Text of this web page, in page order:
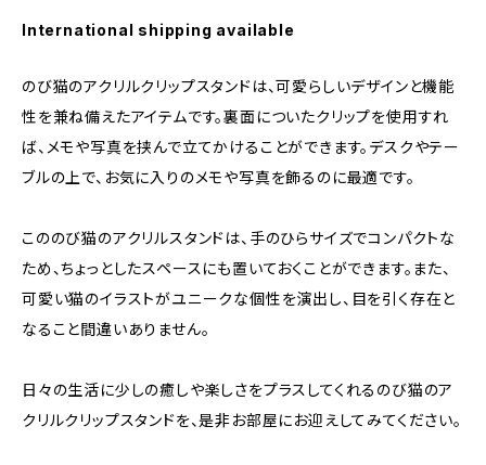
International shipping available
のび猫のアクリルクリップスタンドは、可愛らしいデザインと機能
性を兼ね備えたアイテムです。裏面についたクリップを使用すれ
ば、メモや写真を挟んで立てかけることができます。デスクやテー
ブルの上で、お気に入りのメモや写真を飾るのに最適です。
こののび猫のアクリルスタンドは、手のひらサイズでコンパクトな
ため、ちょっとしたスペースにも置いておくことができます。また、
可愛い猫のイラストがユニークな個性を演出し、目を引く存在と
なること間違いありません。
日々の生活に少しの癒しや楽しさをプラスしてくれるのび猫のア
クリルクリップスタンドを、是非お部屋にお迎えしてみてください。